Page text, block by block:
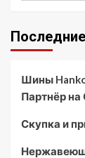
Шины
Партнёр
Скупка и